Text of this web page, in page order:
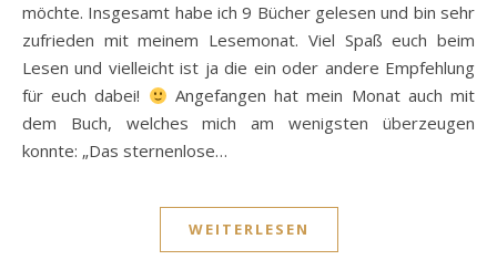
möchte. Insgesamt habe ich 9 Bücher gelesen und bin sehr
zufrieden mit meinem Lesemonat. Viel Spaß euch beim
Lesen und vielleicht ist ja die ein oder andere Empfehlung
für euch dabei!
Angefangen hat mein Monat auch mit
dem Buch, welches mich am wenigsten überzeugen
konnte: „Das sternenlose…
WEITERLESEN